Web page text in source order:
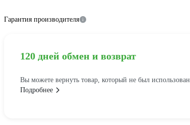
Гарантия производителя
120 дней обмен и возврат
Вы можете вернуть товар, который не был использован
Подробнее